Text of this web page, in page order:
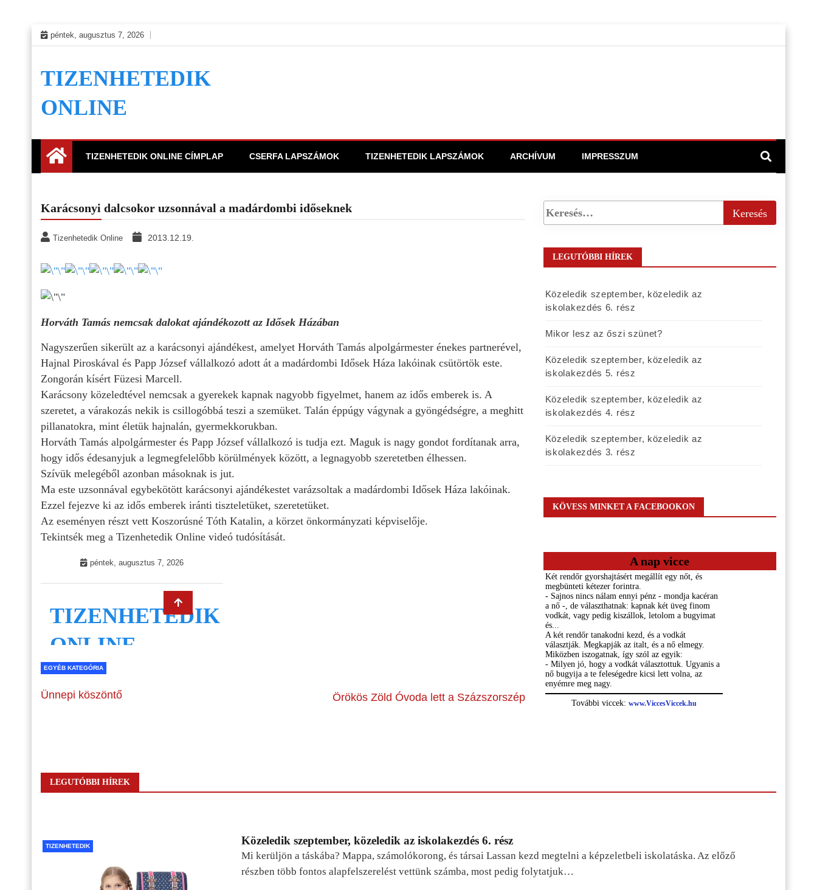
Skip
to
péntek, augusztus 7, 2026
TIZENHETEDIK
ONLINE
TIZENHETEDIK ONLINE CÍMPLAP CSERFA LAPSZÁMOK TIZENHETEDIK LAPSZÁMOK ARCHÍVUM IMPRESSZUM
Karácsonyi dalcsokor uzsonnával a madárdombi időseknek
Tizenhetedik Online 2013.12.19.
Horváth Tamás nemcsak dalokat ajándékozott az Idősek Házában
Nagyszerűen sikerült az a karácsonyi ajándékest, amelyet Horváth Tamás alpolgármester énekes partnerével,
Hajnal Piroskával és Papp József vállalkozó adott át a madárdombi Idősek Háza lakóinak csütörtök este.
Zongorán kísért Füzesi Marcell.
Karácsony közeledtével nemcsak a gyerekek kapnak nagyobb figyelmet, hanem az idős emberek is. A
szeretet, a várakozás nekik is csillogóbbá teszi a szemüket. Talán éppúgy vágynak a gyöngédségre, a meghitt
pillanatokra, mint életük hajnalán, gyermekkorukban.
Horváth Tamás alpolgármester és Papp József vállalkozó is tudja ezt. Maguk is nagy gondot fordítanak arra,
hogy idős édesanyjuk a legmegfelelőbb körülmények között, a legnagyobb szeretetben élhessen.
Szívük melegéből azonban másoknak is jut.
Ma este uzsonnával egybekötött karácsonyi ajándékestet varázsoltak a madárdombi Idősek Háza lakóinak.
Ezzel fejezve ki az idős emberek iránti tiszteletüket, szeretetüket.
Az eseményen részt vett Koszorúsné Tóth Katalin, a körzet önkormányzati képviselője.
Tekintsék meg a Tizenhetedik Online videó tudósítását.
EGYÉB KATEGÓRIA
Ünnepi köszöntő Örökös Zöld Óvoda lett a Százszorszép
LEGUTÓBBI HÍREK
Közeledik szeptember, közeledik az
iskolakezdés 6. rész
Mikor lesz az őszi szünet?
Közeledik szeptember, közeledik az
iskolakezdés 5. rész
Közeledik szeptember, közeledik az
iskolakezdés 4. rész
Közeledik szeptember, közeledik az
iskolakezdés 3. rész
KÖVESS MINKET A FACEBOOKON
A nap vicce
LEGUTÓBBI HÍREK
TIZENHETEDIK Közeledik szeptember, közeledik az iskolakezdés 6. rész
Mi kerüljön a táskába? Mappa, számolókorong, és társai Lassan kezd megtelni a képzeletbeli iskolatáska. Az előző
részben több fontos alapfelszerelést vettünk számba, most pedig folytatjuk…